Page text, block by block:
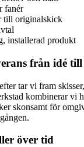
fanér
till originalskick
installerad produkt
från idé
tar vi fram
kombinerar
skonsamt för
över tid